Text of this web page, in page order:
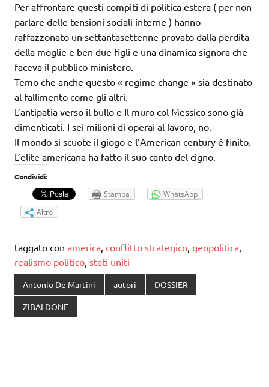
Per affrontare questi compiti di politica estera ( per non
parlare delle tensioni sociali interne ) hanno
raffazzonato un settantasettenne provato dalla perdita
della moglie e ben due figli e una dinamica signora che
faceva il pubblico ministero.
Temo che anche questo « regime change « sia destinato
al fallimento come gli altri.
L’antipatia verso il bullo e Il muro col Messico sono già
dimenticati. I sei milioni di operai al lavoro, no.
Il mondo si scuote il giogo e l’American century é finito.
L’elite americana ha fatto il suo canto del cigno.
Condividi:
Stampa
WhatsApp
Altro
taggato con america, conflitto strategico, geopolitica,
realismo politico, stati uniti
Antonio De Martini autori DOSSIER
ZIBALDONE